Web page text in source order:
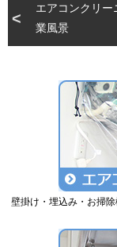
エアコンクリー
業風景
壁掛け・埋込み・お掃